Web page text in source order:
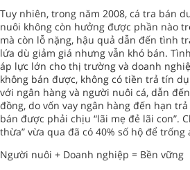
Tuy nhiên, trong năm 2008, cá tra bán
nuôi không còn hưởng được phần nào
mà còn lỗ nặng, hậu quả dẫn đến tình
lứa dù giảm giá nhưng vẫn khó bán.
áp lực lớn cho thị trường và doanh
không bán được, không có tiền trả tín
với ngân hàng và người nuôi cá, dẫn
đồng, do vốn vay ngân hàng đến hạn
bán được phải chịu “lãi mẹ đẻ lãi con”.
thừa” vừa qua đã có 40% số hộ để trống
Người nuôi + Doanh nghiệp = Bền vững